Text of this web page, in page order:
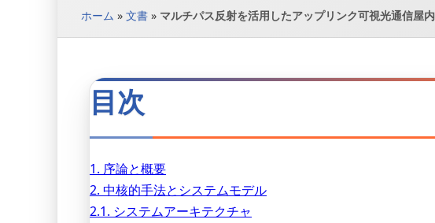
ホーム » 文書 » マルチパス反射を活用したアップリンク可視光通信屋
目次
1. 序論と概要
2. 中核的手法とシステムモデル
2.1. システムアーキテクチャ